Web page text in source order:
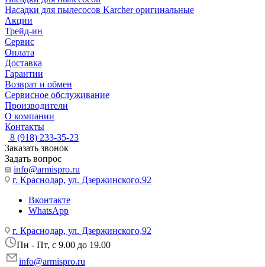
Насадки для пылесосов Karcher оригинальные
Акции
Трейд-ин
Сервис
Оплата
Доставка
Гарантии
Возврат и обмен
Сервисное обслуживание
Производители
О компании
Контакты
8 (918) 233-35-23
Заказать звонок
Задать вопрос
info@armispro.ru
г. Краснодар, ул. Дзержинского,92
Вконтакте
WhatsApp
г. Краснодар, ул. Дзержинского,92
Пн - Пт, c 9.00 до 19.00
info@armispro.ru